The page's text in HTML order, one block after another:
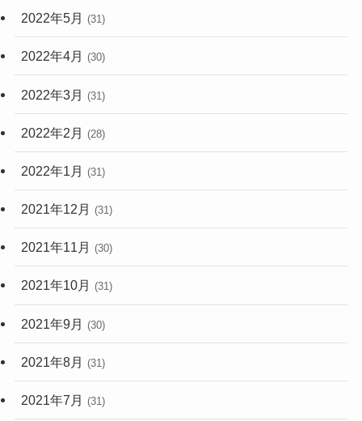
2022年5月 (31)
2022年4月 (30)
2022年3月 (31)
2022年2月 (28)
2022年1月 (31)
2021年12月 (31)
2021年11月 (30)
2021年10月 (31)
2021年9月 (30)
2021年8月 (31)
2021年7月 (31)